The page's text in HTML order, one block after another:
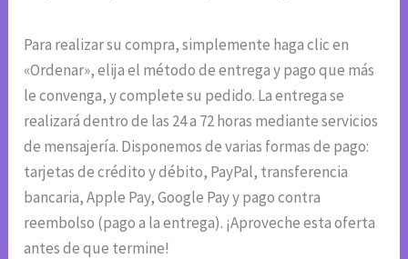
Para realizar su compra, simplemente haga clic en
«Ordenar», elija el método de entrega y pago que más
le convenga, y complete su pedido. La entrega se
realizará dentro de las 24 a 72 horas mediante servicios
de mensajería. Disponemos de varias formas de pago:
tarjetas de crédito y débito, PayPal, transferencia
bancaria, Apple Pay, Google Pay y pago contra
reembolso (pago a la entrega). ¡Aproveche esta oferta
antes de que termine!